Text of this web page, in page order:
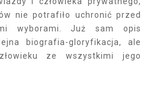
nie potrafiło uchronić przed
wyborami. Już sam opis
biografia-gloryfikacja, ale
ze wszystkimi jego